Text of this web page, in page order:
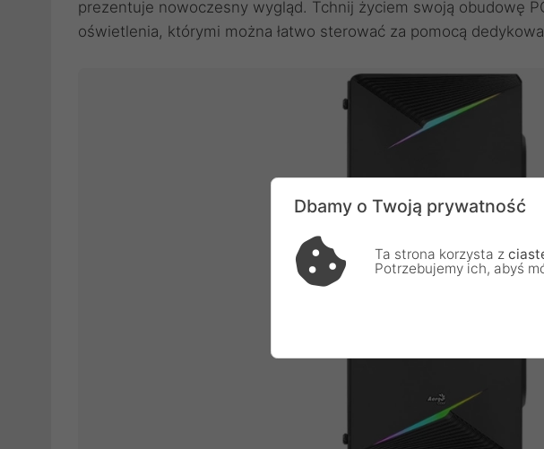
prezentuje nowoczesny wygląd. Tchnij życiem swoją obudowę
oświetlenia, którymi można łatwo sterować za pomocą
Dbamy o Twoją prywatność
Ta strona korzysta z
Potrzebujemy ich, abyś